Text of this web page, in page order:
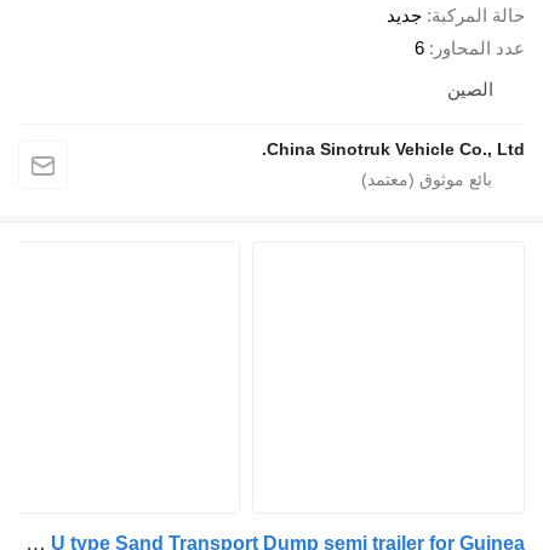
جديد
6
China Sinotruk Vehicle
ZW-Trailer 4 Axle U type Sand Transport Dump semi trailer for Guinea